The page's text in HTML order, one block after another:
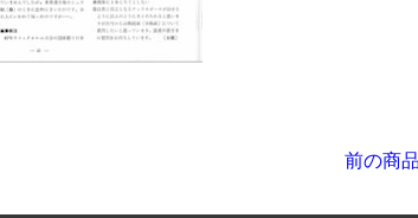
前の商